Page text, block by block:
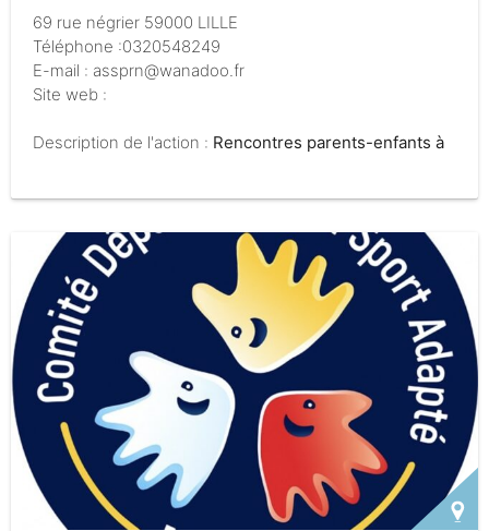
69 rue négrier 59000 LILLE
Téléphone :0320548249
E-mail : assprn@wanadoo.fr
Site web :
Description de l'action : Rencontres parents-enfants à